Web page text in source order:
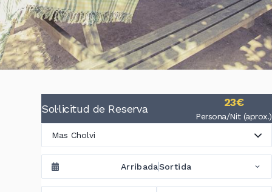
Sol·licitud de Reserva 23€
Persona/Nit (aprox.)
Mas Cholvi
ArribadaSortida